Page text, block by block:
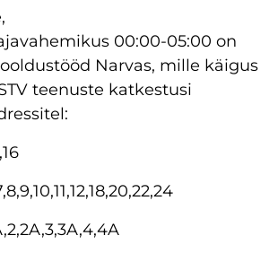
00:00-05:00 on
Narvas, mille käigus
teenuste katkestusi